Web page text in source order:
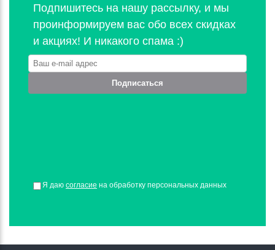
Подпишитесь на нашу рассылку, и мы
проинформируем вас обо всех скидках
и акциях! И никакого спама :)
Подписаться
Я даю согласие на обработку персональных данных